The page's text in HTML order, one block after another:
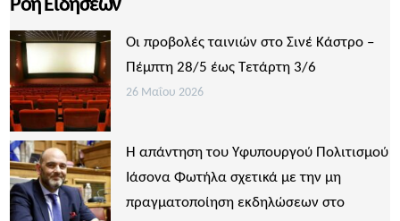
Ροή Ειδήσεων
Οι προβολές ταινιών στο Σινέ Κάστρο –
Πέμπτη 28/5 έως Τετάρτη 3/6
26 Μαΐου 2026
Η απάντηση του Υφυπουργού Πολιτισμού
Ιάσονα Φωτήλα σχετικά με την μη
πραγματοποίηση εκδηλώσεων στο